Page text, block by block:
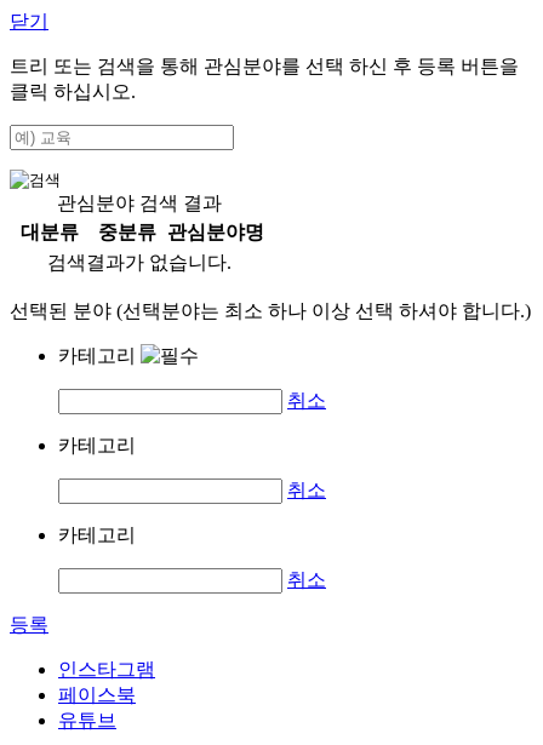
닫기
트리 또는 검색을 통해 관심분야를 선택 하신 후 등록 버튼을
클릭 하십시오.
관심분야 검색 결과
대분류
중분류
관심분야명
검색결과가 없습니다.
선택된 분야 (선택분야는 최소 하나 이상 선택 하셔야 합니다.)
카테고리
취소
카테고리
취소
카테고리
취소
등록
인스타그램
페이스북
유튜브